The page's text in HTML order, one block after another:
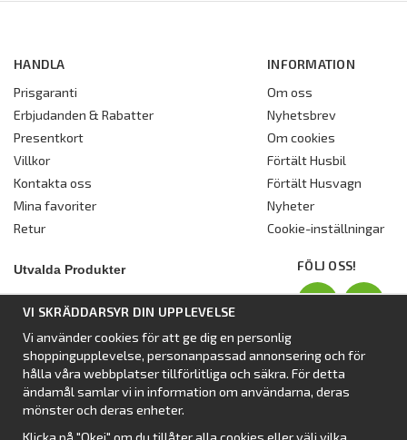
HANDLA
Prisgaranti
Erbjudanden & Rabatter
Presentkort
Villkor
Kontakta oss
Mina favoriter
Retur
INFORMATION
Om oss
Nyhetsbrev
Om cookies
Förtält Husbil
Förtält Husvagn
Nyheter
Cookie-inställningar
Utvalda Produkter
Dometic Stuga Rest
Isabellas Året runt tält Villa
Förtält från Dometic
Förtält Isabella
Förtält från SvenskaTält
FÖLJ OSS!
VI SKRÄDDARSYR DIN UPPLEVELSE
Vi använder cookies för att ge dig en personlig
shoppingupplevelse, personanpassad annonsering och för
hålla våra webbplatser tillförlitliga och säkra. För detta
ändamål samlar vi in information om användarna, deras
mönster och deras enheter.